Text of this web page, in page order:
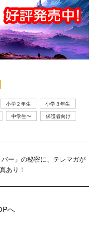
小学２年生
小学３年生
中学生〜 保護者向け
バー」の秘密に、テレマガが
あり！
へ